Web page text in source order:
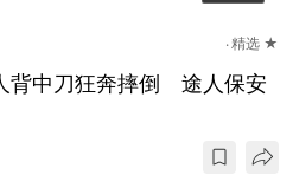
精选 ★
背中刀狂奔摔倒 途人保安